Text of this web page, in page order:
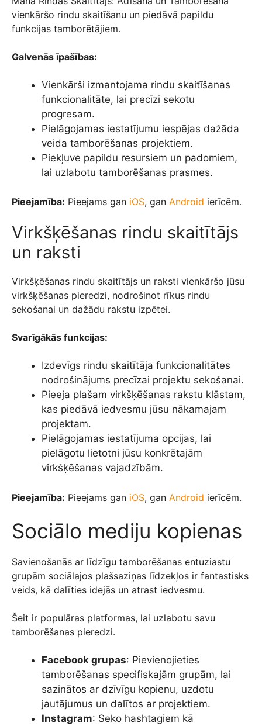
vienkāršo rindu skaitīšanu un piedāvā papildu
funkcijas tamborētājiem.
Galvenās īpašības:
Vienkārši izmantojama rindu skaitīšanas
funkcionalitāte, lai precīzi sekotu
progresam.
Pielāgojamas iestatījumu iespējas dažāda
veida tamborēšanas projektiem.
Piekļuve papildu resursiem un padomiem,
lai uzlabotu tamborēšanas prasmes.
Pieejamība: Pieejams gan iOS, gan Android ierīcēm.
Virkšķēšanas rindu skaitītājs
un raksti
Virkšķēšanas rindu skaitītājs un raksti vienkāršo jūsu
virkšķēšanas pieredzi, nodrošinot rīkus rindu
sekošanai un dažādu rakstu izpētei.
Svarīgākās funkcijas:
Izdevīgs rindu skaitītāja funkcionalitātes
nodrošinājums precīzai projektu sekošanai.
Pieeja plašam virkšķēšanas rakstu klāstam,
kas piedāvā iedvesmu jūsu nākamajam
projektam.
Pielāgojamas iestatījuma opcijas, lai
pielāgotu lietotni jūsu konkrētajām
virkšķēšanas vajadzībām.
Pieejamība: Pieejams gan iOS, gan Android ierīcēm.
Sociālo mediju kopienas
Savienošanās ar līdzīgu tamborēšanas entuziastu
grupām sociālajos plašsaziņas līdzekļos ir fantastisks
veids, kā dalīties idejās un atrast iedvesmu.
Šeit ir populāras platformas, lai uzlabotu savu
tamborēšanas pieredzi.
Facebook grupas: Pievienojieties
tamborēšanas specifiskajām grupām, lai
sazinātos ar dzīvīgu kopienu, uzdotu
jautājumus un dalītos ar projektiem.
Instagram: Seko hashtagiem kā